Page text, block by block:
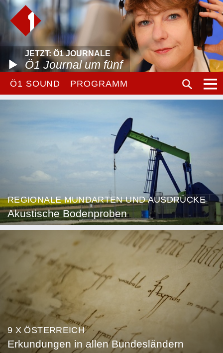
JETZT: Ö1 JOURNALE
Ö1 Journal um fünf
Ö1 SOUND PROGRAMM
REGIONALE MUNDARTEN UND AUSDRÜCKE
Akustische Bodenproben
9 X ÖSTERREICH
Erkundungen in allen Bundesländern